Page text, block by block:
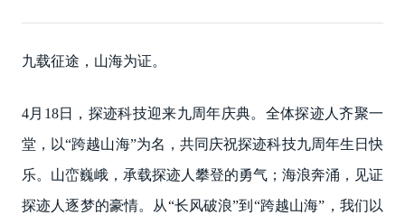
九载征途，山海为证。
4月18日，探迹科技迎来九周年庆典。全体探迹人齐聚一
堂，以“跨越山海”为名，共同庆祝探迹科技九周年生日快
乐。山峦巍峨，承载探迹人攀登的勇气；海浪奔涌，见证
探迹人逐梦的豪情。从“长风破浪”到“跨越山海”，我们以